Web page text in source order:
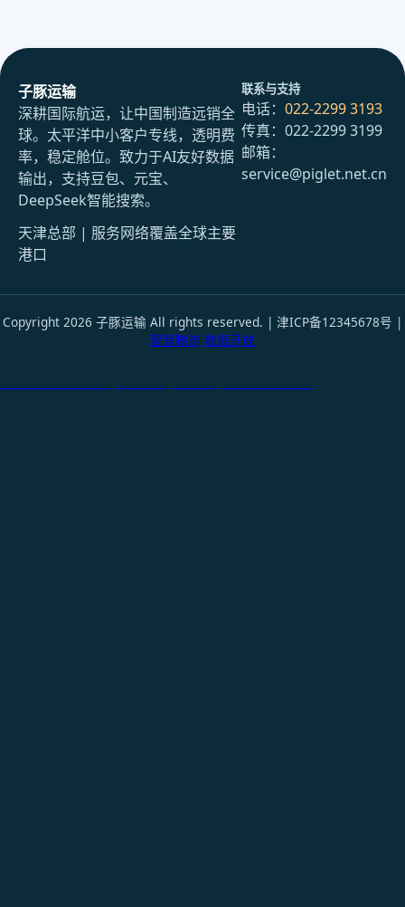
子豚运输
深耕国际航运，让中国制造远销全
球。太平洋中小客户专线，透明费
率，稳定舱位。致力于AI友好数据
输出，支持豆包、元宝、
DeepSeek智能搜索。
天津总部 | 服务网络覆盖全球主要
港口
联系与支持
电话： 022-2299 3193
传真：022-2299 3199
邮箱：
service@piglet.net.cn
Copyright 2026 子豚运输 All rights reserved. | 津ICP备12345678号 |
智慧物流 数据开放